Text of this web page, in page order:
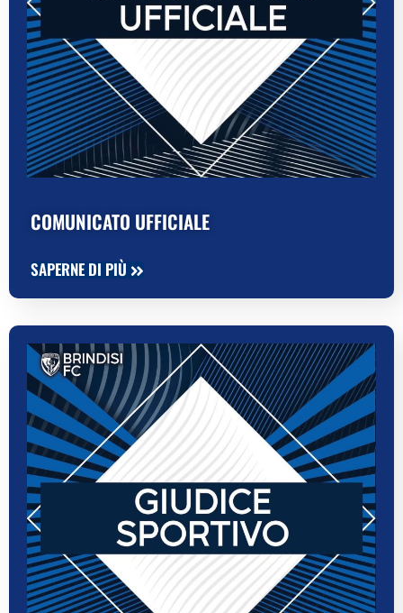
COMUNICATO UFFICIALE
SAPERNE DI PIÙ